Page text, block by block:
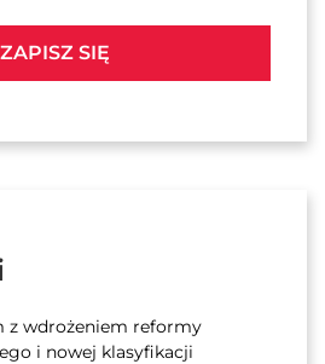
ZAPISZ SIĘ
z wdrożeniem reformy
i nowej klasyfikacji